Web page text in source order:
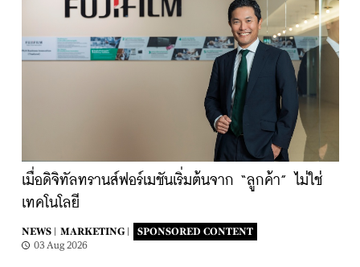
เมื่อดิจิทัลทรานส์ฟอร์เมชันเริ่มต้นจาก “ลูกค้า” ไม่ใช่
เทคโนโลยี
NEWS | MARKETING |
SPONSORED CONTENT
03 Aug 2026